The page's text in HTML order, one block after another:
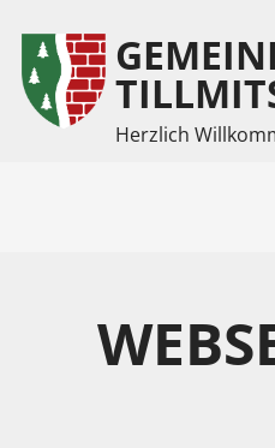
Inhalt
Accesskey
Hauptmenü
AccesskeyHerzlich